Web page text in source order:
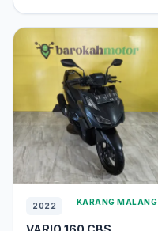
2022 KARANG MALANG